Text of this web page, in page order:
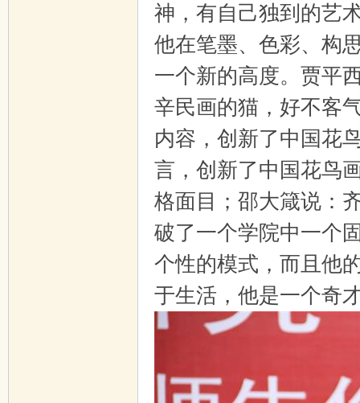
神，有自己独到的艺
他在笔墨、色彩、构
一个新的高度。贾平
辛民画的猫，好不客
内容，创新了中国花
言，创新了中国花鸟
格面目；邵大箴说：
破了一个学院中一个
个性的模式，而且他
于生活，他是一个奇